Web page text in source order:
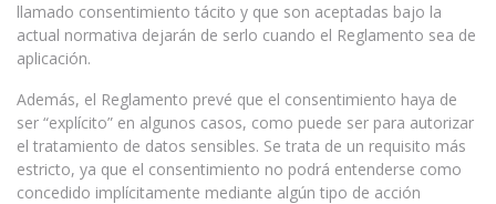
llamado consentimiento tácito y que son aceptadas bajo la
actual normativa dejarán de serlo cuando el Reglamento sea de
aplicación.
Además, el Reglamento prevé que el consentimiento haya de
ser “explícito” en algunos casos, como puede ser para autorizar
el tratamiento de datos sensibles. Se trata de un requisito más
estricto, ya que el consentimiento no podrá entenderse como
concedido implícitamente mediante algún tipo de acción